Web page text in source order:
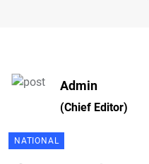
Admin
(Chief Editor)
NATIONAL